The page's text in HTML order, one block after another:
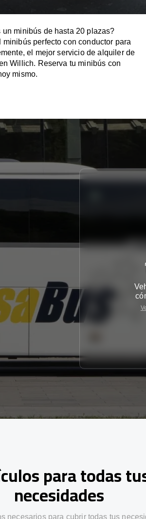
un minibús de hasta 20 plazas?
minibús perfecto con conductor para
el mejor servicio de alquiler de
Willich. Reserva tu minibús con
mismo.
para todas
necesidades
necesarios para cubrir todas tus